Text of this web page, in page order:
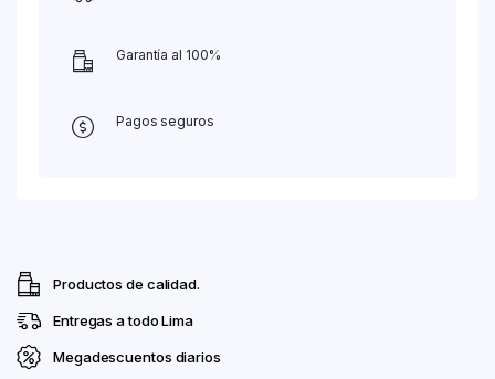
Garantía al 100%
Pagos seguros
Productos de calidad.
Entregas a todo Lima
Megadescuentos diarios